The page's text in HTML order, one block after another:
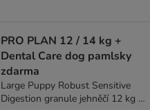
PRO PLAN 12 / 14 kg +
Dental Care dog pamlsky
zdarma
Large Puppy Robust Sensitive
Digestion granule jehněčí 12 kg +